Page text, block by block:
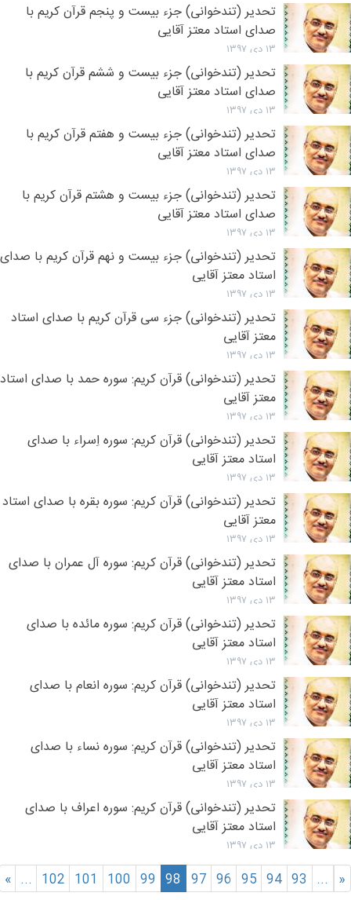
تحدیر (تندخوانی) جزء بیست و پنجم قرآن کریم با
صدای استاد معتز آقایی
۱۳ دی ۱۳۹۷
تحدیر (تندخوانی) جزء بیست و ششم قرآن کریم با
صدای استاد معتز آقایی
۱۳ دی ۱۳۹۷
تحدیر (تندخوانی) جزء بیست و هفتم قرآن کریم با
صدای استاد معتز آقایی
۱۳ دی ۱۳۹۷
تحدیر (تندخوانی) جزء بیست و هشتم قرآن کریم با
صدای استاد معتز آقایی
۱۳ دی ۱۳۹۷
تحدیر (تندخوانی) جزء بیست و نهم قرآن کریم با صدای
استاد معتز آقایی
۱۳ دی ۱۳۹۷
تحدیر (تندخوانی) جزء سی قرآن کریم با صدای استاد
معتز آقایی
۱۳ دی ۱۳۹۷
تحدیر (تندخوانی) قرآن کریم: سوره حمد با صدای استاد
معتز آقایی
۱۳ دی ۱۳۹۷
تحدیر (تندخوانی) قرآن کریم: سوره اِسراء با صدای
استاد معتز آقایی
۱۳ دی ۱۳۹۷
تحدیر (تندخوانی) قرآن کریم: سوره بقره با صدای استاد
معتز آقایی
۱۳ دی ۱۳۹۷
تحدیر (تندخوانی) قرآن کریم: سوره آل عمران با صدای
استاد معتز آقایی
۱۳ دی ۱۳۹۷
تحدیر (تندخوانی) قرآن کریم: سوره مائده با صدای
استاد معتز آقایی
۱۳ دی ۱۳۹۷
تحدیر (تندخوانی) قرآن کریم: سوره انعام با صدای
استاد معتز آقایی
۱۳ دی ۱۳۹۷
تحدیر (تندخوانی) قرآن کریم: سوره نساء با صدای
استاد معتز آقایی
۱۳ دی ۱۳۹۷
تحدیر (تندخوانی) قرآن کریم: سوره اعراف با صدای
استاد معتز آقایی
۱۳ دی ۱۳۹۷
«
...
93
94
95
96
97
98
99
100
101
102
...
»